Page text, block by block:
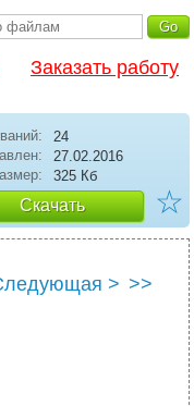
Заказать работу
24
27.02.2016
325 Кб
Скачать ☆
> >>